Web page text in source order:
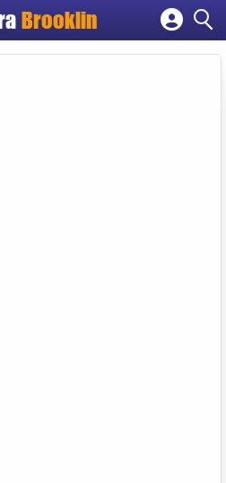
Brooklin
Cadastrar empresa